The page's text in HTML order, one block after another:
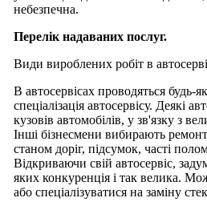
небезпечна.
Перелік надаваних послуг.
Види вироблених робіт в
В автосервісах проводяться будь-
спеціалізація автосервісу. Деякі
кузовів автомобілів, у зв'язку з
Інші бізнесмени вибирають
станом доріг, підсумок, часті
Відкриваючи свій автосервіс,
яких конкуренція і так велика.
або спеціалізуватися на заміну